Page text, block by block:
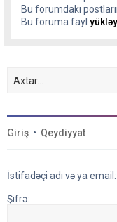
Bu forumdakı
Bu foruma fayl
Giriş • Qeydiyyat
İstifadəçi adı və ya email:
Şifrə: